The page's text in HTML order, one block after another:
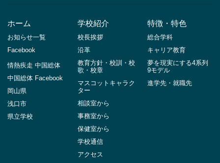
ホーム
お知らせ一覧
Facebook
情熱疾走 中国総体
中国総体 Facebook
岡山県
浅口市
県立学校
学校紹介
校長挨拶
沿革
教育方針・校訓・校
歌・校章
マスコットキャラク
ター
相談室から
事務室から
保健室から
学校通信
アクセス
特徴・特色
総合学科
キャリア教育
夢を現実にする4系列
9モデル
進学先・就職先